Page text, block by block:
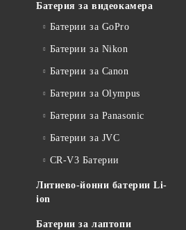
Батерия за видеокамера
Батерии за GoPro
Батерии за Nikon
Батерии за Canon
Батерии за Olympus
Батерии за Panasonic
Батерии за JVC
CR-V3 Батерии
Литиево-йонни батерии Li-
ion
Батерии за лаптопи